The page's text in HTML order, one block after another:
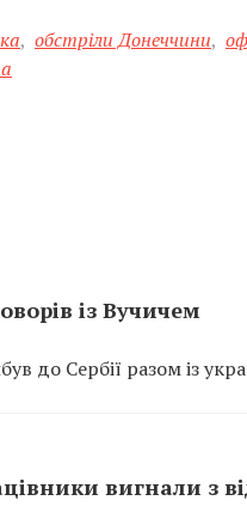
, обстріли Донеччини,
із Вучичем
до Сербії разом із
вигнали з